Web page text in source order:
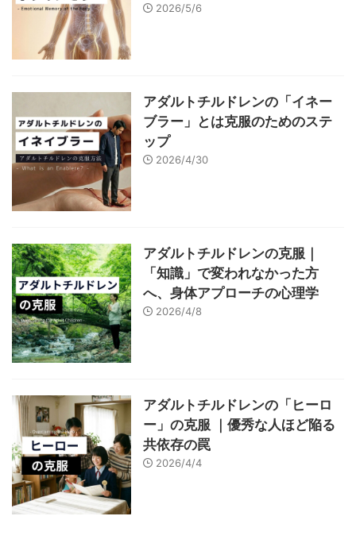
2026/5/6
アダルトチルドレンの「イネー
ブラー」とは克服のためのステ
ップ
2026/4/30
アダルトチルドレンの克服｜
「知識」で変われなかった方
へ、身体アプローチの心理学
2026/4/8
アダルトチルドレンの「ヒーロ
ー」の克服 ｜優秀な人ほど陥る
共依存の罠
2026/4/4